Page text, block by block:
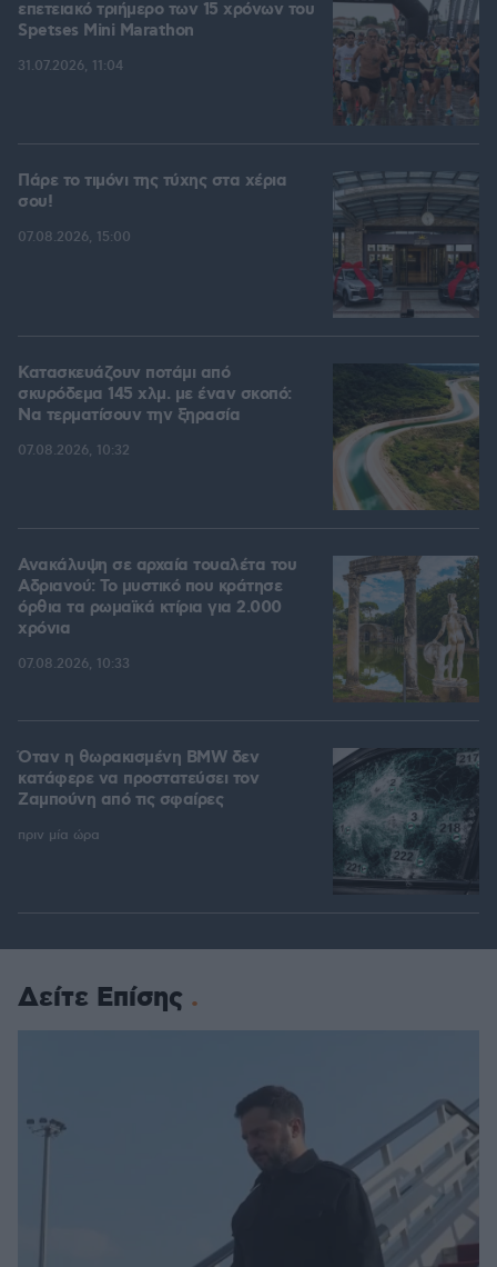
επετειακό τριήμερο των 15 χρόνων του
Spetses Mini Marathon
31.07.2026, 11:04
Πάρε το τιμόνι της τύχης στα χέρια
σου!
07.08.2026, 15:00
Κατασκευάζουν ποτάμι από
σκυρόδεμα 145 χλμ. με έναν σκοπό:
Να τερματίσουν την ξηρασία
07.08.2026, 10:32
Ανακάλυψη σε αρχαία τουαλέτα του
Αδριανού: Το μυστικό που κράτησε
όρθια τα ρωμαϊκά κτίρια για 2.000
χρόνια
07.08.2026, 10:33
Όταν η θωρακισμένη BMW δεν
κατάφερε να προστατεύσει τον
Ζαμπούνη από τις σφαίρες
πριν μία ώρα
Δείτε Επίσης